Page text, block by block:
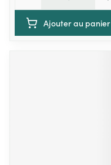
Ajouter au panier